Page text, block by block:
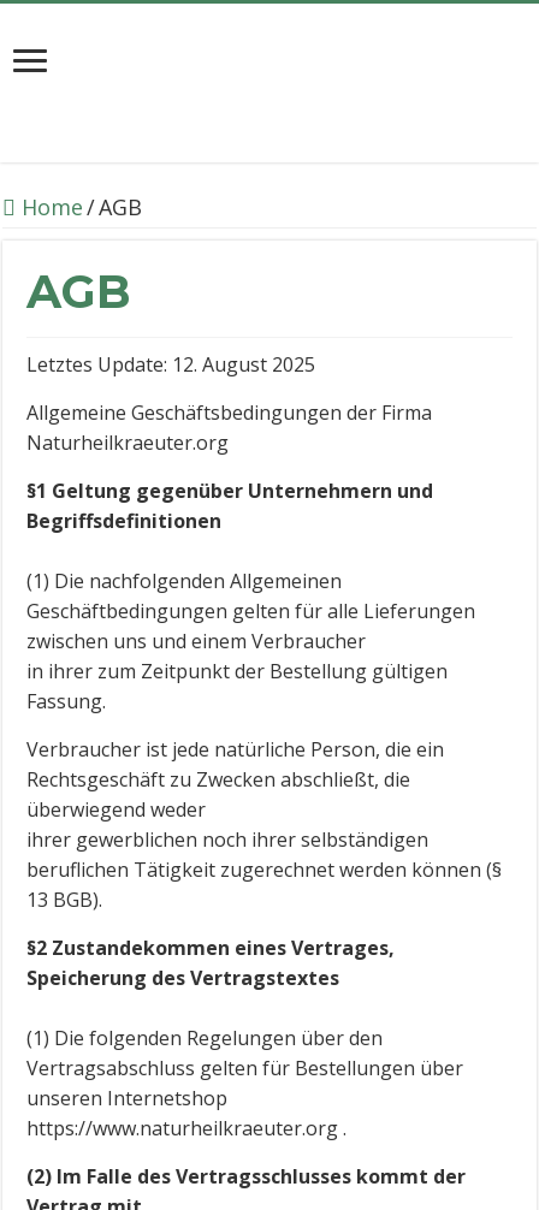
Home/AGB
AGB
Letztes Update: 12. August 2025
Allgemeine Geschäftsbedingungen der Firma
Naturheilkraeuter.org
§1 Geltung gegenüber Unternehmern und
Begriffsdefinitionen
(1) Die nachfolgenden Allgemeinen
Geschäftbedingungen gelten für alle Lieferungen
zwischen uns und einem Verbraucher
in ihrer zum Zeitpunkt der Bestellung gültigen
Fassung.
Verbraucher ist jede natürliche Person, die ein
Rechtsgeschäft zu Zwecken abschließt, die
überwiegend weder
ihrer gewerblichen noch ihrer selbständigen
beruflichen Tätigkeit zugerechnet werden können (§
13 BGB).
§2 Zustandekommen eines Vertrages,
Speicherung des Vertragstextes
(1) Die folgenden Regelungen über den
Vertragsabschluss gelten für Bestellungen über
unseren Internetshop
https://www.naturheilkraeuter.org .
(2) Im Falle des Vertragsschlusses kommt der